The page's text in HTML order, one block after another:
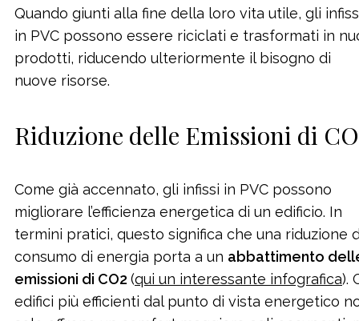
Quando giunti alla fine della loro vita utile, gli
in PVC possono essere riciclati e trasformati in
prodotti, riducendo ulteriormente il bisogno di
nuove risorse.
Riduzione delle Emissioni di
Come già accennato, gli infissi in PVC possono
migliorare l’efficienza energetica di un edificio. In
termini pratici, questo significa che una riduzione
consumo di energia porta a un abbattimento
emissioni di CO2 (qui un interessante infografica).
edifici più efficienti dal punto di vista energetico